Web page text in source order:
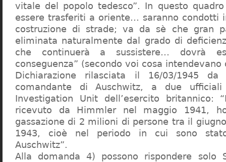
vitale del popolo tedesco”. In questo
essere trasferiti a oriente… saranno condotti
costruzione di strade; va da sè che gran
eliminata naturalmente dal grado di
che continuerà a sussistere… dovrà
conseguenza” (secondo voi cosa intendevano
Dichiarazione rilasciata il 16/03/1945
comandante di Auschwitz, a due
Investigation Unit dell’esercito britannico:
ricevuto da Himmler nel maggio 1941,
gassazione di 2 milioni di persone tra il
1943, cioè nel periodo in cui sono
Auschwitz”.
Alla domanda 4) possono rispondere solo